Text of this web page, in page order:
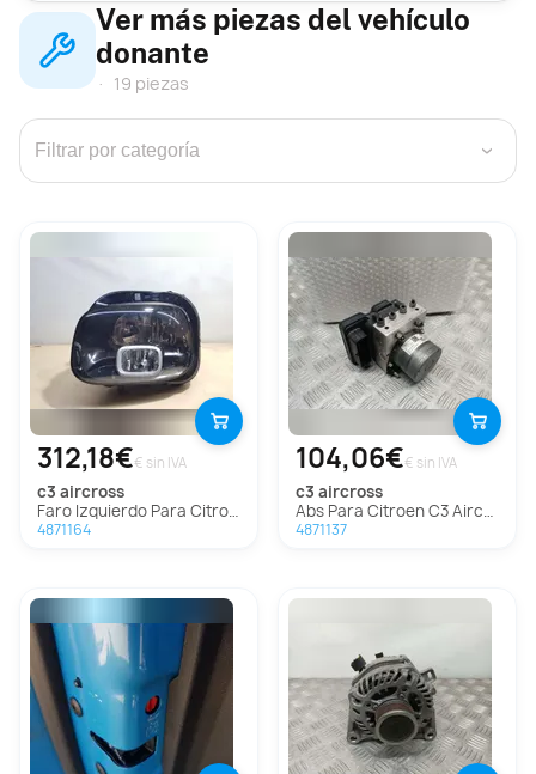
Ver más piezas del vehículo
donante
19 piezas
›
312,18€€ sin IVA
c3 aircross
Faro Izquierdo Para Citroen C3 Aircross
4871164
104,06€€ sin IVA
c3 aircross
Abs Para Citroen C3 Aircross
4871137